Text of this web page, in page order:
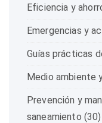
Eficiencia y
Emergencias y
Guías prácticas
Medio ambiente
Prevención y
saneamiento (30)